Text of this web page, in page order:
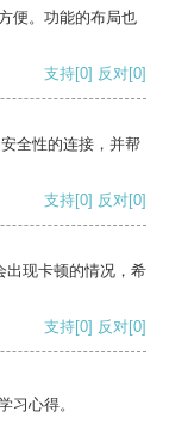
便。功能的布局也
支持[0] 反对[0]
全性的连接，并帮
支持[0] 反对[0]
出现卡顿的情况，希
支持[0] 反对[0]
习心得。